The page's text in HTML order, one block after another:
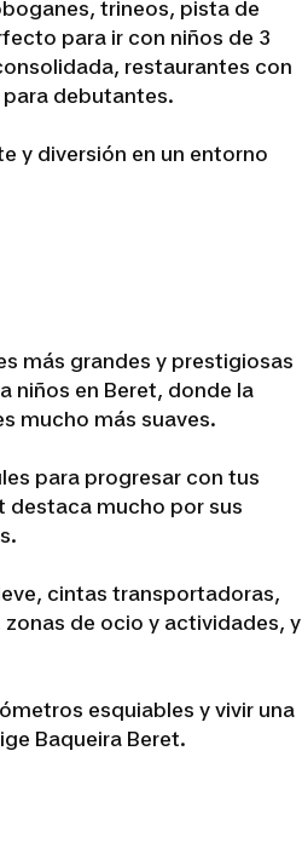
trineos, pista de
para ir con niños de 3
restaurantes con
debutantes.
y diversión en un entorno
más grandes y prestigiosas
niños en Beret, donde la
mucho más suaves.
para progresar con tus
destaca mucho por sus
cintas transportadoras,
de ocio y actividades, y
esquiables y vivir una
Baqueira Beret.